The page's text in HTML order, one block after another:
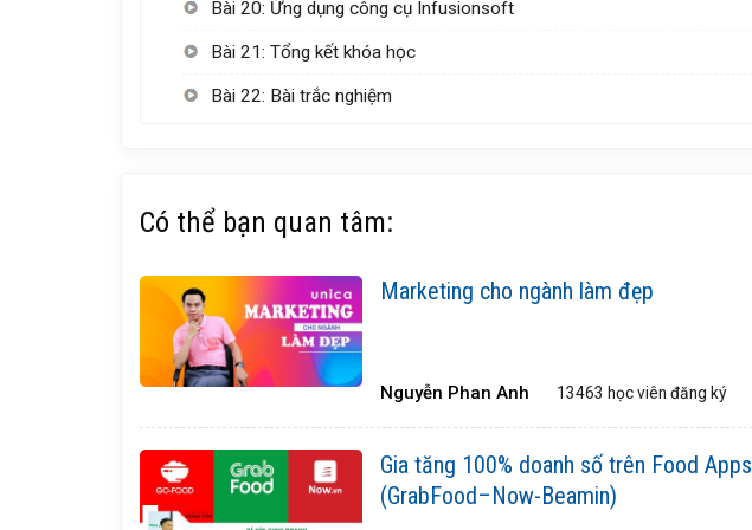
Bài 20: Ứng dụng công cụ Infusionsoft
Bài 21: Tổng kết khóa học
Bài 22: Bài trắc nghiệm
Có thể bạn quan tâm:
Marketing cho ngành làm đẹp
Nguyễn Phan Anh 13463 học viênđăng ký
Gia tăng 100% doanh số trên Food Apps
(GrabFood–Now-Beamin)